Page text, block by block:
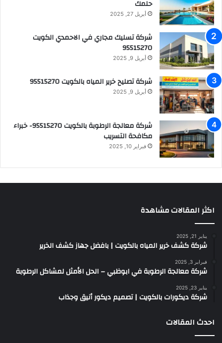
حلمك
أبريل 27, 2025
شركة تسليك مجاري في الاحمدي الكويت
95515270
أبريل 9, 2025
شركة تصليح خرير المياه بالكويت 95515270
أبريل 9, 2025
شركة معالجة الرطوبة بالكويت 95515270- خبراء
مكافحة التسريب
فبراير 10, 2025
اكثر المقالات مشاهدة
يناير 21, 2025
شركة كشف خرير المياه بالكويت | بافضل جهاز كشف الخرير
فبراير 3, 2025
شركة معالجة الرطوبة في ابوظبي – الحل الأمثل لمشاكل الرطوبة
يناير 23, 2025
شركة ديكورات بالكويت | تصميم ديكور أنيق وجذاب
احدث المقالات